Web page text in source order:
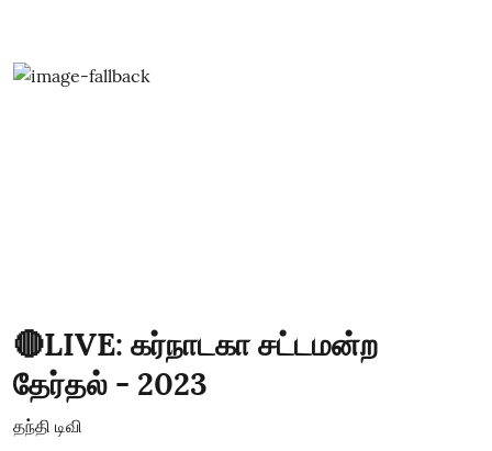
🔴LIVE: கர்நாடகா சட்டமன்ற
தேர்தல் - 2023
தந்தி டிவி